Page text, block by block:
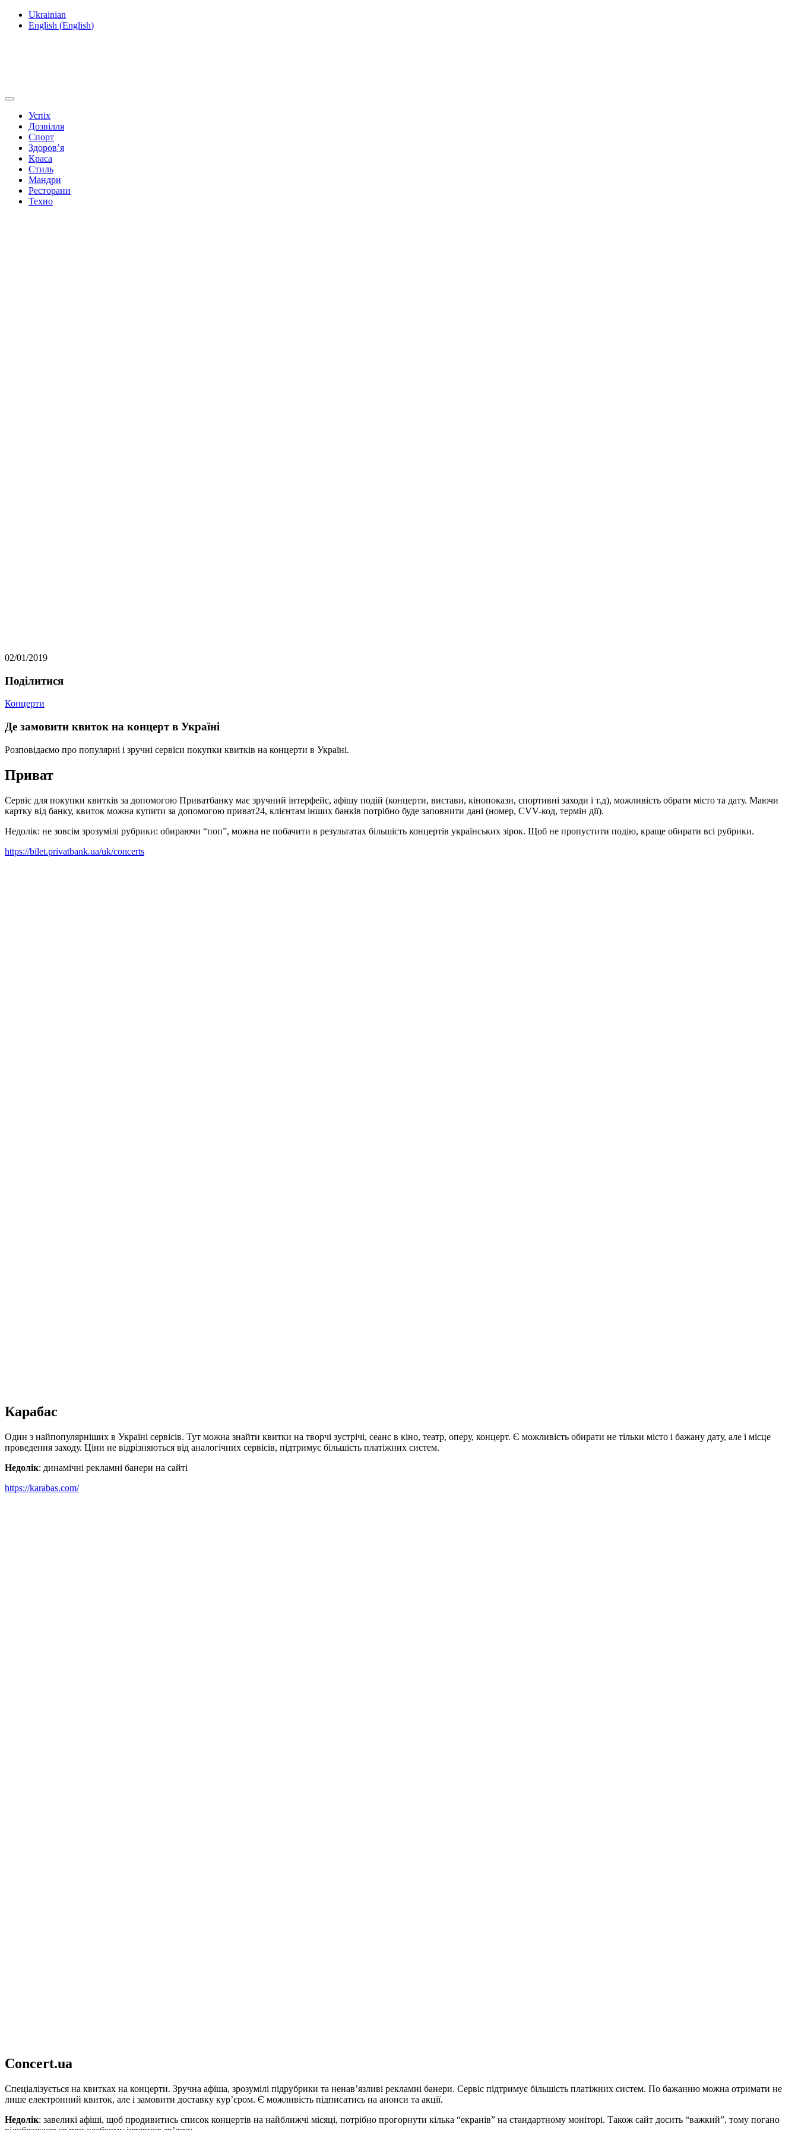
Ukrainian
English (English)
Успіх
Дозвілля
Спорт
Здоров’я
Краса
Стиль
Мандри
Ресторани
Техно
02/01/2019
Подiлитися
Концерти
Де замовити квиток на концерт в Україні
Розповідаємо про популярні і зручні сервіси покупки квитків на концерти в Україні.
Приват
Сервіс для покупки квитків за допомогою Приватбанку має зручний інтерфейс, афішу подій (концерти, вистави, кінопокази, спортивні заходи і т.д), можливість обрати місто та дату. Маючи
картку від банку, квиток можна купити за допомогою приват24, клієнтам інших банків потрібно буде заповнити дані (номер, CVV-код, термін дії).
Недолік: не зовсім зрозумілі рубрики: обираючи “поп”, можна не побачити в результатах більшість концертів українських зірок. Щоб не пропустити подію, краще обирати всі рубрики.
https://bilet.privatbank.ua/uk/concerts
Карабас
Один з найпопулярніших в Україні сервісів. Тут можна знайти квитки на творчі зустрічі, сеанс в кіно, театр, оперу, концерт. Є можливість обирати не тільки місто і бажану дату, але і місце
проведення заходу. Ціни не відрізняються від аналогічних сервісів, підтримує більшість платіжних систем.
Недолік: динамічні рекламні банери на сайті
https://karabas.com/
Сoncert.ua
Спеціалізується на квитках на концерти. Зручна афіша, зрозумілі підрубрики та ненав’язливі рекламні банери. Сервіс підтримує більшість платіжних систем. По бажанню можна отримати не
лише електронний квиток, але і замовити доставку кур’єром. Є можливість підписатись на анонси та акції.
Недолік: завеликі афіші, щоб продивитись список концертів на найближчі місяці, потрібно прогорнути кілька “екранів” на стандартному моніторі. Також сайт досить “важкий”, тому погано